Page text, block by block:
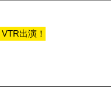
出演！